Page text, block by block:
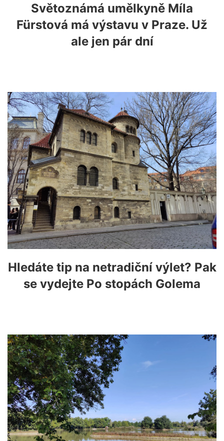
Světoznámá umělkyně Míla
Fürstová má výstavu v Praze. Už
ale jen pár dní
Hledáte tip na netradiční výlet? Pak
se vydejte Po stopách Golema